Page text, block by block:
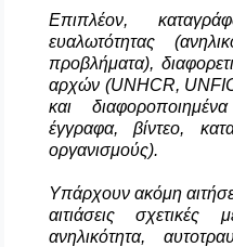
Επιπλέον,
ευαλωτότητας
προβλήματα),
αρχών (UNHCR,
και
έγγραφα, βίντεο,
οργανισμούς).
Υπάρχουν ακόμη
αιτιάσεις
ανηλικότητα,